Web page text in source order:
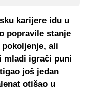
karijere idu u
popravile stanje
ali
mladi igrači puni
još jedan
otišao u